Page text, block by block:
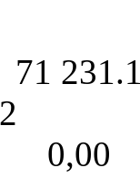
: 0,00